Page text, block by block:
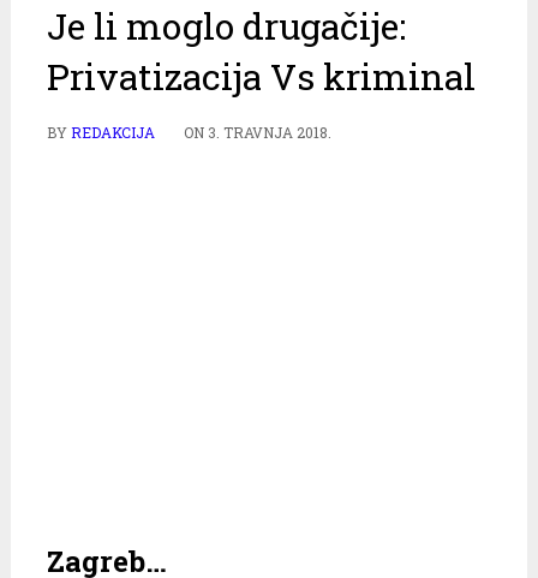
Je li moglo drugačije:
Privatizacija Vs kriminal
BYREDAKCIJA ON 3. TRAVNJA 2018.
Zagreb…